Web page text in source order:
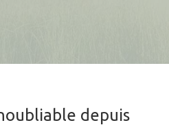
depuis